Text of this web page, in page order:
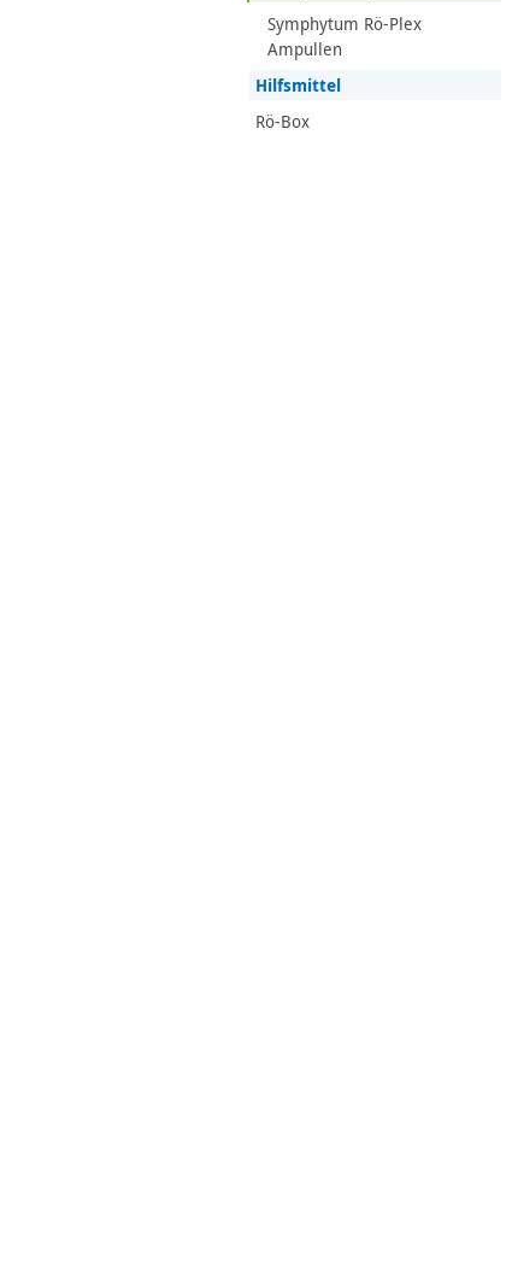
Symphytum Rö-Plex
Ampullen
Hilfsmittel
Rö-Box